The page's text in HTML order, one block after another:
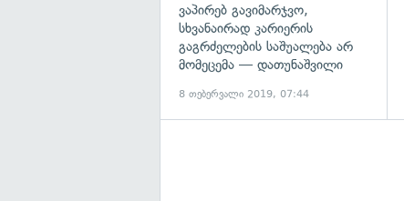
ვაპირებ გავიმარჯვო,
სხვანაირად კარიერის
გაგრძელების საშუალება არ
მომეცემა — დათუნაშვილი
8 თებერვალი 2019, 07:44